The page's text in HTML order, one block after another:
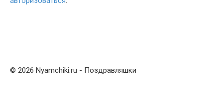
© 2026 Nyamchiki.ru - Поздравляшки